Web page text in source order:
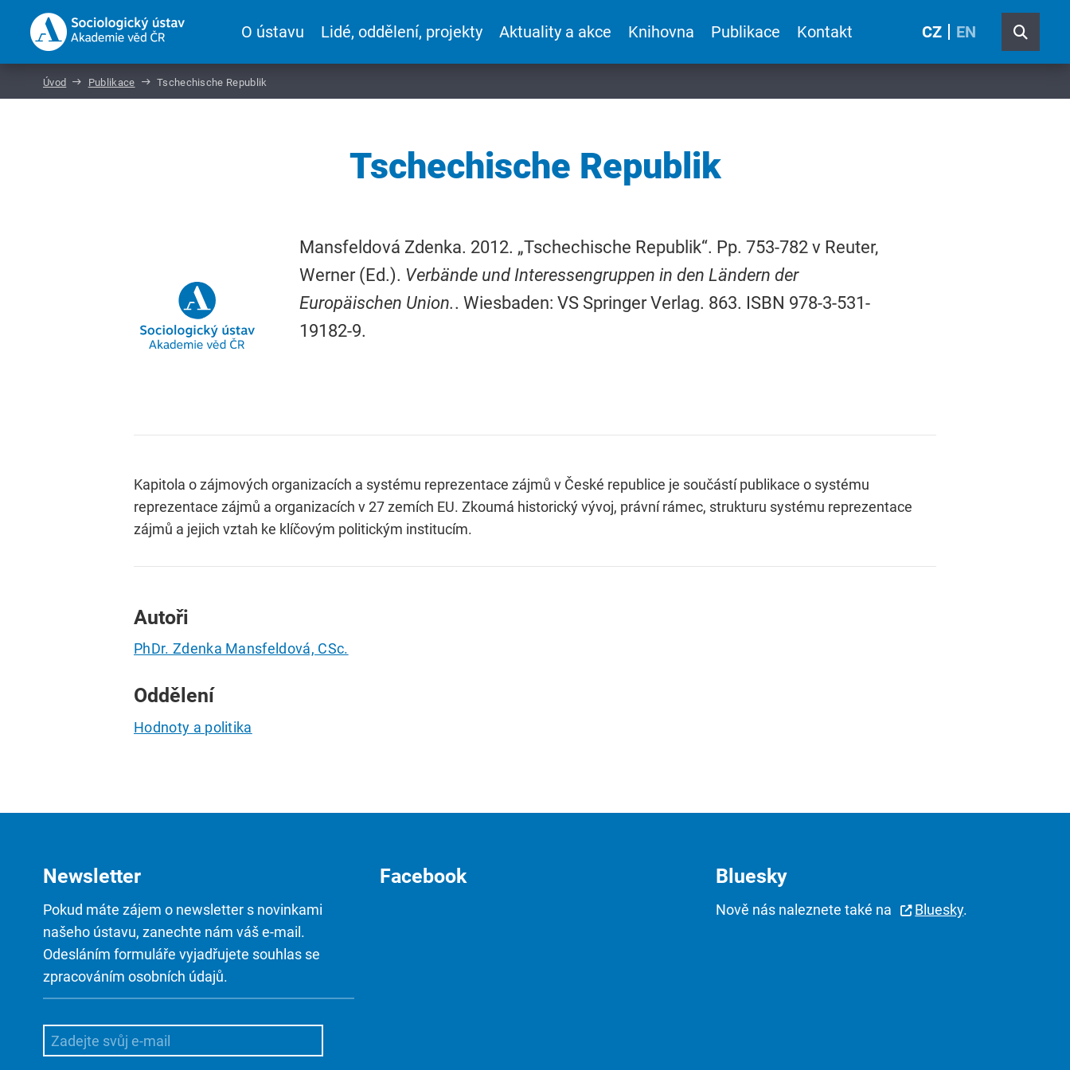
O ústavu Lidé, oddělení, projekty Aktuality a akce Knihovna Publikace Kontakt CZ EN
Úvod Publikace Tschechische Republik
Tschechische Republik
Mansfeldová Zdenka. 2012. „Tschechische Republik“. Pp. 753-782 v Reuter,
Werner (Ed.). Verbände und Interessengruppen in den Ländern der
Europäischen Union.. Wiesbaden: VS Springer Verlag. 863. ISBN 978-3-531-
19182-9.
Kapitola o zájmových organizacích a systému reprezentace zájmů v České republice je součástí publikace o systému
reprezentace zájmů a organizacích v 27 zemích EU. Zkoumá historický vývoj, právní rámec, strukturu systému reprezentace
zájmů a jejich vztah ke klíčovým politickým institucím.
Autoři
PhDr. Zdenka Mansfeldová, CSc.
Oddělení
Hodnoty a politika
Newsletter
Pokud máte zájem o newsletter s novinkami
našeho ústavu, zanechte nám váš e-mail.
Odesláním formuláře vyjadřujete souhlas se
zpracováním osobních údajů.
Facebook Bluesky
Nově nás naleznete také na Bluesky.